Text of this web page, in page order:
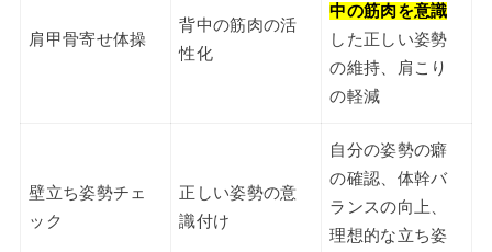
肩甲骨寄せ体操
背中の筋肉の活
性化
中の筋肉を意識
した正しい姿勢
の維持、肩こり
の軽減
壁立ち姿勢チェ
ック
正しい姿勢の意
識付け
自分の姿勢の癖
の確認、体幹バ
ランスの向上、
理想的な立ち姿